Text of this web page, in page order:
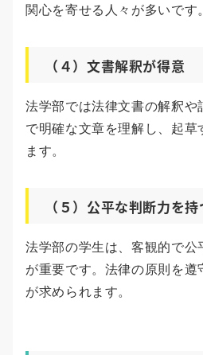
関心を寄せる人々が多いです。
（４）文書解釈が得意
法学部では法律文書の解釈や
で明確な文章を理解し、起
ます。
（５）公平な判断力を持
法学部の学生は、客観的で公
が重要です。法律の原則を遵
が求められます。